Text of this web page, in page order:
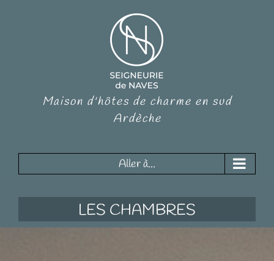
Maison d'hôtes de charme en sud
Ardèche
Aller à...
LES CHAMBRES